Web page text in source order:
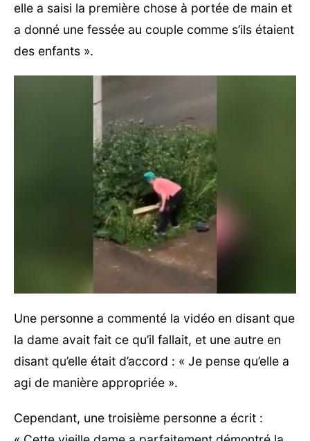
elle a saisi la première chose à portée de main et
a donné une fessée au couple comme s’ils étaient
des enfants ».
Une personne a commenté la vidéo en disant que
la dame avait fait ce qu’il fallait, et une autre en
disant qu’elle était d’accord : « Je pense qu’elle a
agi de manière appropriée ».
Cependant, une troisième personne a écrit :